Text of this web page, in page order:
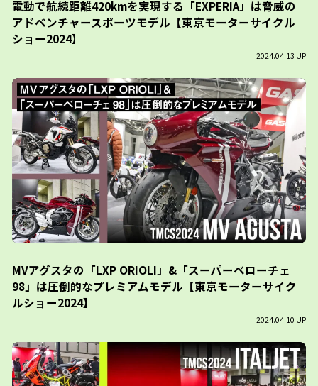
電動で航続距離420kmを実現する「EXPERIA」は脅威の
アドベンチャースポーツモデル【東京モーターサイクル
ショー2024】
2024.04.13 UP
MVアグスタの「LXP ORIOLI」&「スーパーベローチェ
98」は圧倒的なプレミアムモデル【東京モーターサイク
ルショー2024】
2024.04.10 UP